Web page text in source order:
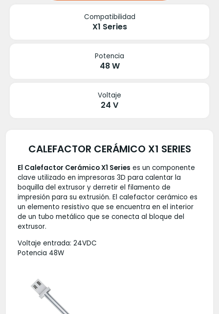
Compatibilidad
X1 Series
Potencia
48 W
Voltaje
24 V
CALEFACTOR CERÁMICO X1 SERIES
El Calefactor Cerámico X1 Series es un componente
clave utilizado en impresoras 3D para calentar la
boquilla del extrusor y derretir el filamento de
impresión para su extrusión. El calefactor cerámico es
un elemento resistivo que se encuentra en el interior
de un tubo metálico que se conecta al bloque del
extrusor.
Voltaje entrada: 24VDC
Potencia 48W